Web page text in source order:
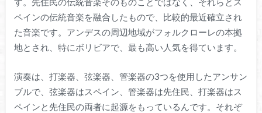
ペインの伝統音楽を融合したもので、比較的最近確立され
た音楽です。アンデスの周辺地域がフォルクローレの本拠
地とされ、特にボリビアで、最も高い人気を得ています。
演奏は、打楽器、弦楽器、管楽器の3つを使用したアンサン
ブルで、弦楽器はスペイン、管楽器は先住民、打楽器はス
ペインと先住民の両者に起源をもっているんです。それぞ